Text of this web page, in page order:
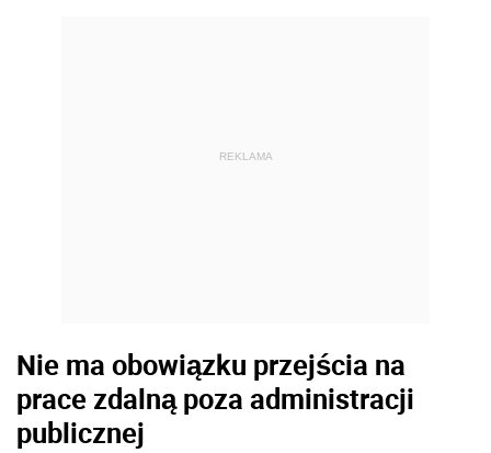
REKLAMA
Nie ma obowiązku przejścia na
prace zdalną poza administracji
publicznej